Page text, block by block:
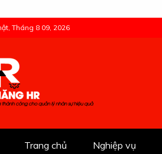
Tháng 8 09, 2026
Năng HR
Trang chủ Nghiệp vụ